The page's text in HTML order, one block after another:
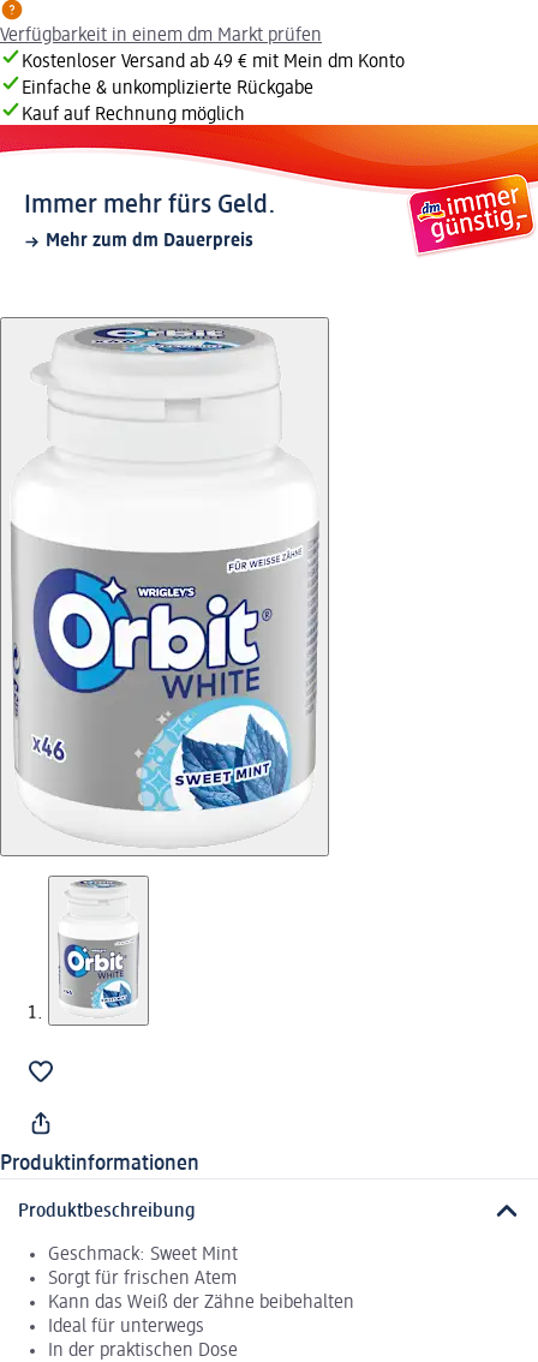
Verfügbarkeit in einem dm Markt prüfen
Kostenloser Versand ab 49 € mit Mein dm Konto
Einfache & unkomplizierte Rückgabe
Kauf auf Rechnung möglich
Immer mehr fürs Geld.
Mehr zum dm Dauerpreis
Produktinformationen
Produktbeschreibung
Geschmack: Sweet Mint
Sorgt für frischen Atem
Kann das Weiß der Zähne beibehalten
Ideal für unterwegs
In der praktischen Dose